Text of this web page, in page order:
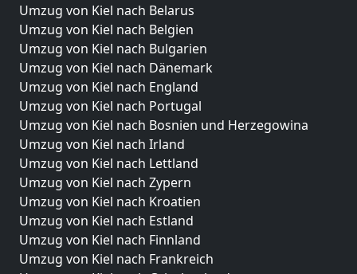
Umzug von Kiel nach Belarus
Umzug von Kiel nach Belgien
Umzug von Kiel nach Bulgarien
Umzug von Kiel nach Dänemark
Umzug von Kiel nach England
Umzug von Kiel nach Portugal
Umzug von Kiel nach Bosnien und Herzegowina
Umzug von Kiel nach Irland
Umzug von Kiel nach Lettland
Umzug von Kiel nach Zypern
Umzug von Kiel nach Kroatien
Umzug von Kiel nach Estland
Umzug von Kiel nach Finnland
Umzug von Kiel nach Frankreich